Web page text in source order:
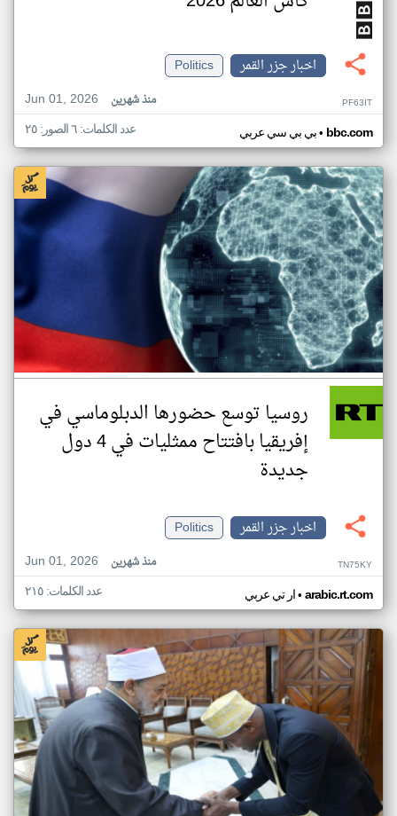
اخبار جزر القمر
Politics
Jun 01, 2026
منذ شهرين PF63IT
بي بي سي عربي• bbc.com عدد الكلمات: ٦ الصور: ٢٥
روسيا توسع حضورها الدبلوماسي في
إفريقيا بافتتاح ممثليات في 4 دول
جديدة
اخبار جزر القمر
Politics
Jun 01, 2026
منذ شهرين TN75KY
ار تي عربي• arabic.rt.com عدد الكلمات: ٢١٥